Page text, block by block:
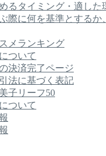
るタイミング・適した
際に何を基準とするか
メランキング
ついて
決済完了ページ
法に基づく表記
子リーフ50
ついて